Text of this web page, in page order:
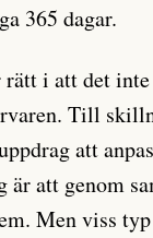
365 dagar.
rätt i att det
Till
att
är att genom
Men viss